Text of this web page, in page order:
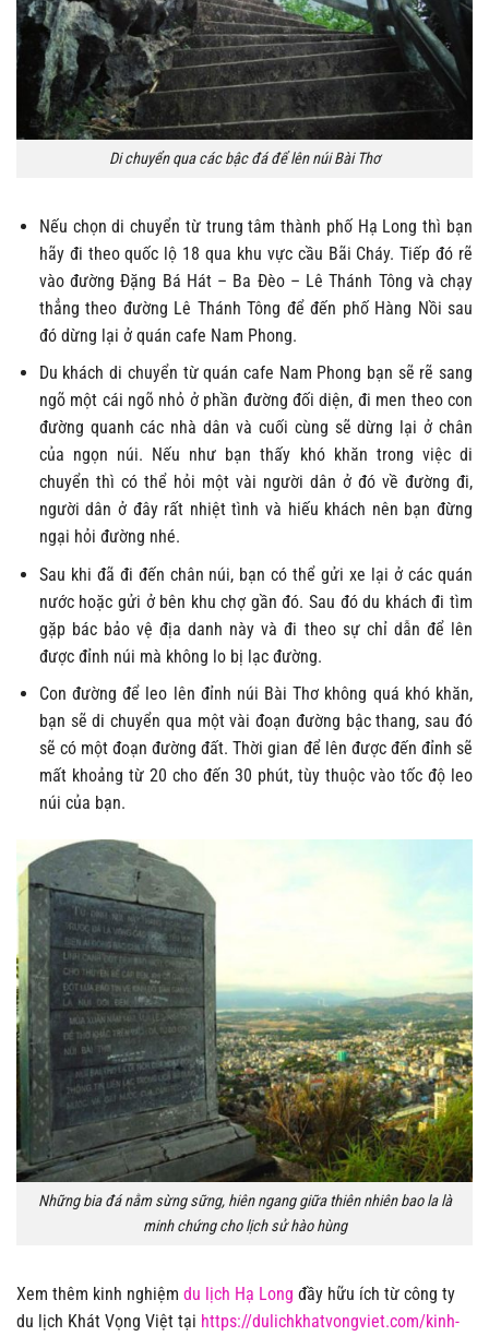
Di chuyển qua các bậc đá để lên núi Bài Thơ
Nếu chọn di chuyển từ trung tâm thành phố Hạ Long thì bạn
hãy đi theo quốc lộ 18 qua khu vực cầu Bãi Cháy. Tiếp đó rẽ
vào đường Đặng Bá Hát – Ba Đèo – Lê Thánh Tông và chạy
thẳng theo đường Lê Thánh Tông để đến phố Hàng Nồi sau
đó dừng lại ở quán cafe Nam Phong.
Du khách di chuyển từ quán cafe Nam Phong bạn sẽ rẽ sang
ngõ một cái ngõ nhỏ ở phần đường đối diện, đi men theo con
đường quanh các nhà dân và cuối cùng sẽ dừng lại ở chân
của ngọn núi. Nếu như bạn thấy khó khăn trong việc di
chuyển thì có thể hỏi một vài người dân ở đó về đường đi,
người dân ở đây rất nhiệt tình và hiếu khách nên bạn đừng
ngại hỏi đường nhé.
Sau khi đã đi đến chân núi, bạn có thể gửi xe lại ở các quán
nước hoặc gửi ở bên khu chợ gần đó. Sau đó du khách đi tìm
gặp bác bảo vệ địa danh này và đi theo sự chỉ dẫn để lên
được đỉnh núi mà không lo bị lạc đường.
Con đường để leo lên đỉnh núi Bài Thơ không quá khó khăn,
bạn sẽ di chuyển qua một vài đoạn đường bậc thang, sau đó
sẽ có một đoạn đường đất. Thời gian để lên được đến đỉnh sẽ
mất khoảng từ 20 cho đến 30 phút, tùy thuộc vào tốc độ leo
núi của bạn.
Những bia đá nằm sừng sững, hiên ngang giữa thiên nhiên bao la là
minh chứng cho lịch sử hào hùng
Xem thêm kinh nghiệm du lịch Hạ Long đầy hữu ích từ công ty
du lịch Khát Vọng Việt tại https://dulichkhatvongviet.com/kinh-